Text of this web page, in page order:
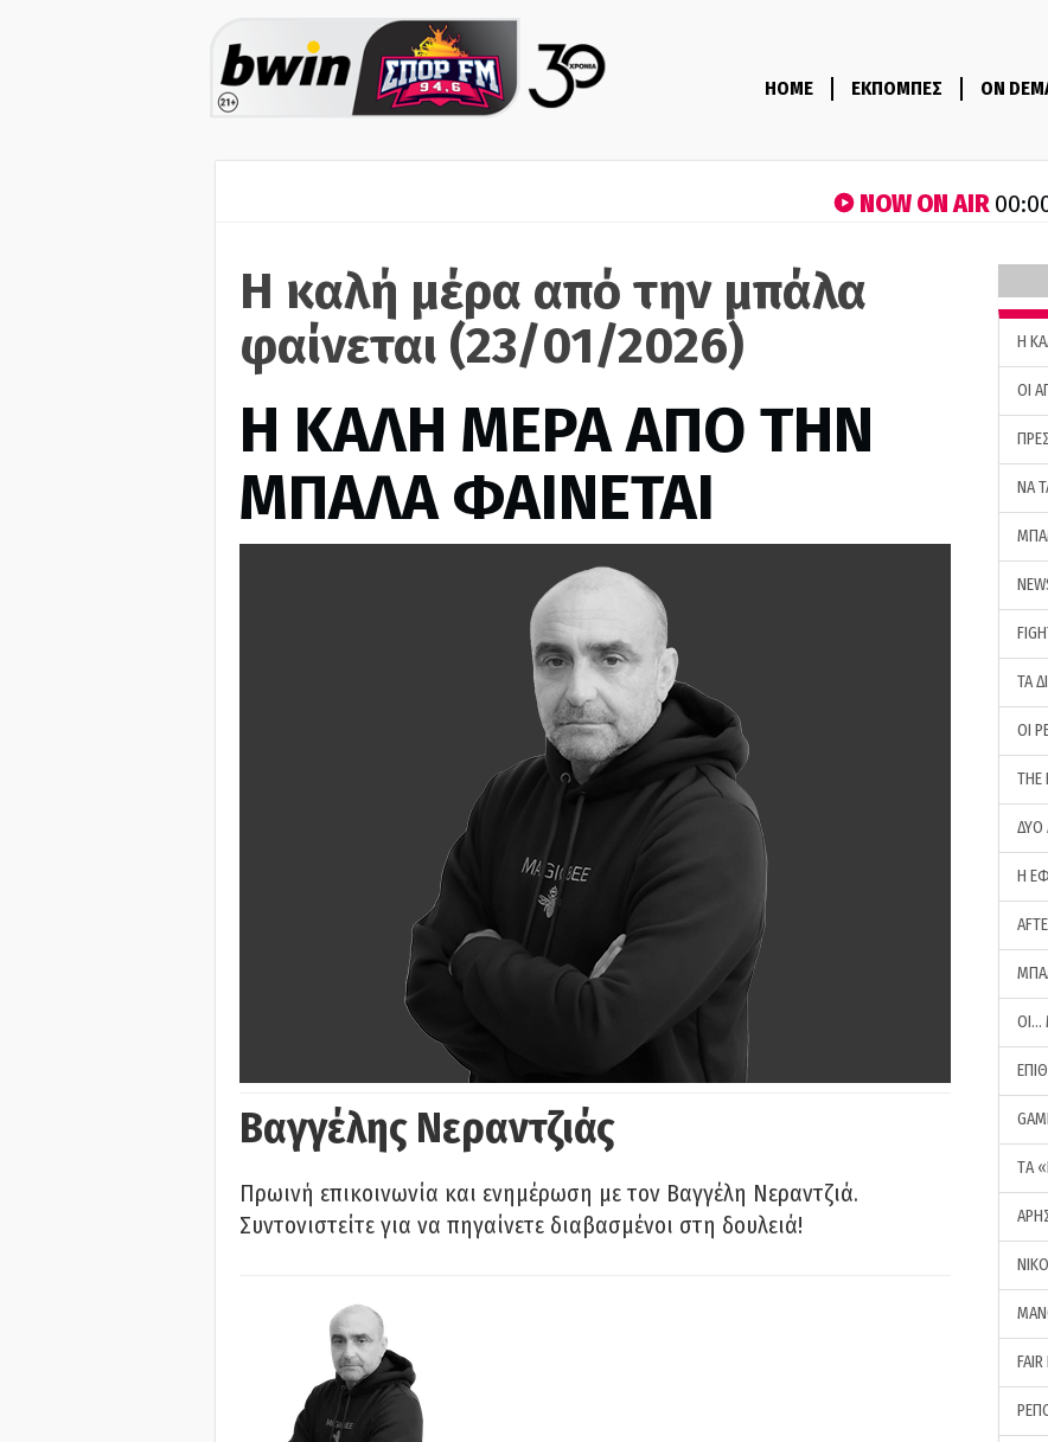
HOME ΕΚΠΟΜΠΕΣ ON
NOW ON AIR
Η καλή μέρα από την μπάλα
φαίνεται (23/01/2026)
H ΚΑΛΗ ΜΕΡΑ ΑΠΟ ΤΗΝ
ΜΠΑΛΑ ΦΑΙΝΕΤΑΙ
Βαγγέλης Νεραντζιάς
Πρωινή επικοινωνία και ενημέρωση με τον Βαγγέλη Νεραντζιά.
Συντονιστείτε για να πηγαίνετε διαβασμένοι στη δουλειά!
H
ΟΙ
ΝΑ
ΤΑ
ΟΙ
THE
ΔΥΟ
Η
ΟΙ…
ΤA
FAIR